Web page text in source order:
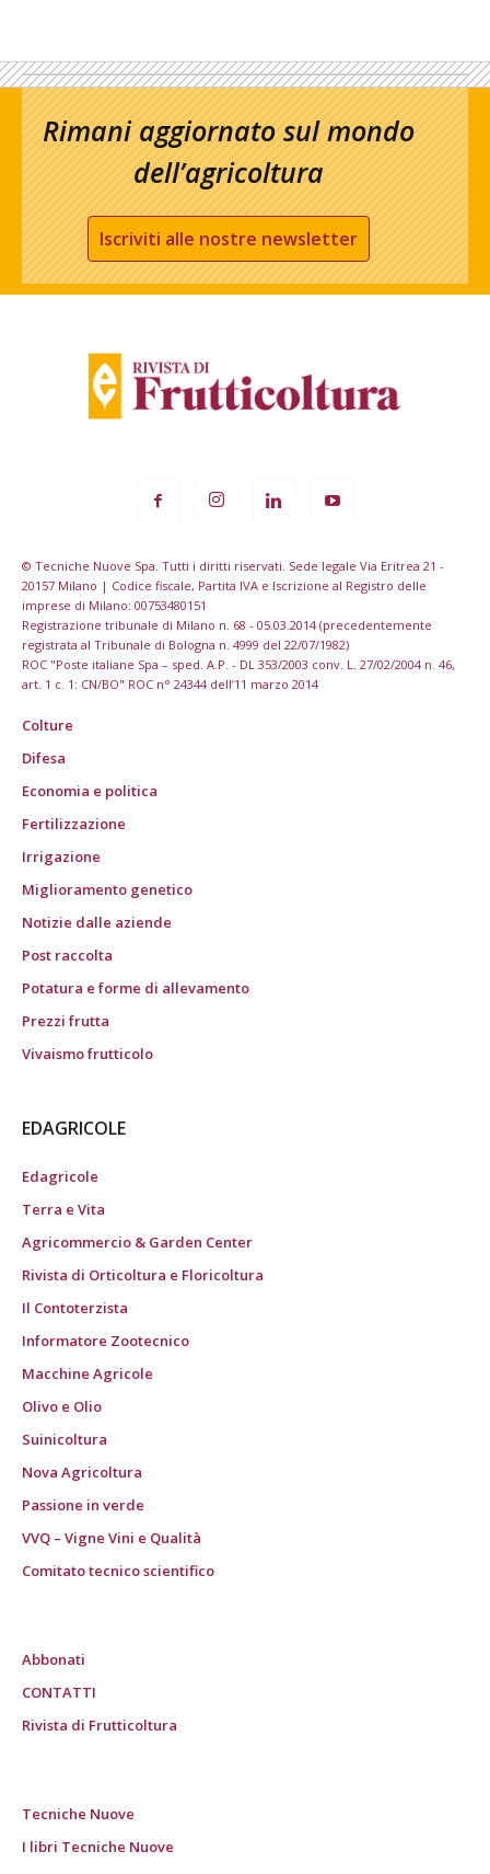
Rimani aggiornato sul mondo
dell’agricoltura
Iscriviti alle nostre newsletter
© Tecniche Nuove Spa. Tutti i diritti riservati. Sede legale Via Eritrea 21 -
20157 Milano | Codice fiscale, Partita IVA e Iscrizione al Registro delle
imprese di Milano: 00753480151
Registrazione tribunale di Milano n. 68 - 05.03.2014 (precedentemente
registrata al Tribunale di Bologna n. 4999 del 22/07/1982)
ROC "Poste italiane Spa – sped. A.P. - DL 353/2003 conv. L. 27/02/2004 n. 46,
art. 1 c. 1: CN/BO" ROC n° 24344 dell’11 marzo 2014
Colture
Difesa
Economia e politica
Fertilizzazione
Irrigazione
Miglioramento genetico
Notizie dalle aziende
Post raccolta
Potatura e forme di allevamento
Prezzi frutta
Vivaismo frutticolo
EDAGRICOLE
Edagricole
Terra e Vita
Agricommercio & Garden Center
Rivista di Orticoltura e Floricoltura
Il Contoterzista
Informatore Zootecnico
Macchine Agricole
Olivo e Olio
Suinicoltura
Nova Agricoltura
Passione in verde
VVQ – Vigne Vini e Qualità
Comitato tecnico scientifico
Abbonati
CONTATTI
Rivista di Frutticoltura
Tecniche Nuove
I libri Tecniche Nuove